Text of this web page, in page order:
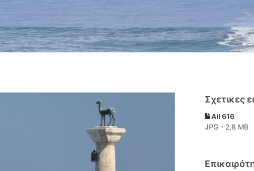
Σχετικες
AII 616
JPG - 2,8 MB